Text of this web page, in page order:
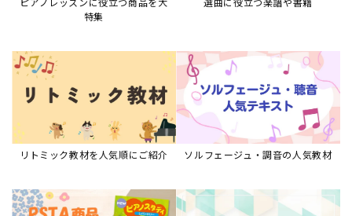
特集
リトミック教材を人気順にご紹介 ソルフェージュ・調音の人気教材